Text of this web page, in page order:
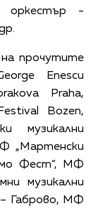
оркестър -
прочутите
Enescu
Praha,
Bozen,
музикални
„Мартенски
Фест“, МФ
музикални
– Габрово, МФ